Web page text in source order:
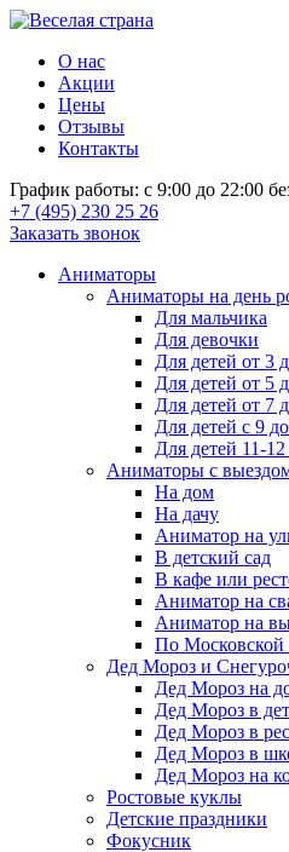
О нас
Акции
Цены
Отзывы
Контакты
График работы: с 9:00 до 22:00
+7 (495) 230 25 26
Заказать звонок
Аниматоры
Аниматоры на день
Для мальчика
Для девочки
Для детей от 3
Для детей от 5
Для детей от 7
Для детей с 9
Для детей 11-12
Аниматоры с
На дом
На дачу
Аниматор на
В детский сад
В кафе или
Аниматор на
Аниматор на
По Московской
Дед Мороз и
Дед Мороз на
Дед Мороз в
Дед Мороз в
Дед Мороз в
Дед Мороз на
Ростовые куклы
Детские праздники
Фокусник